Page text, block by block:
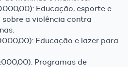
Educação, esporte e
a violência contra
Educação e lazer para
Programas de